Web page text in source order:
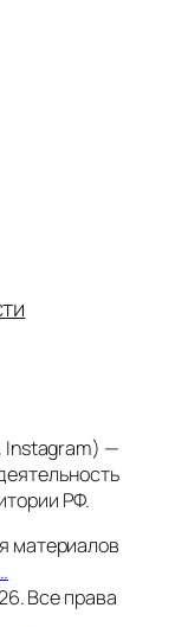
Instagram) —
РФ.
материалов
Все права